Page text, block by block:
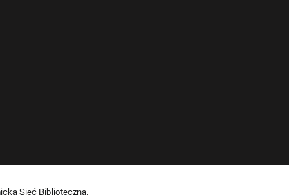
Sieć Biblioteczną.